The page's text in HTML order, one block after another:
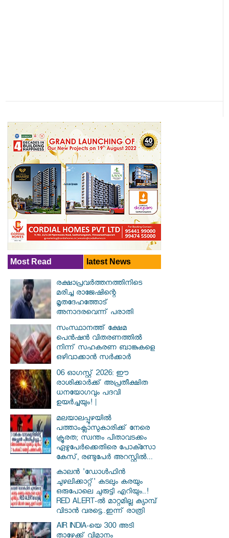
Most Read latest News
രക്ഷാപ്രവര്‍ത്തനത്തിനിടെ
മരിച്ച രാജേഷിന്റെ
മൃതദേഹത്തോട്
അനാദരവെന്ന് പരാതി
സംസ്ഥാനത്ത് ക്ഷേമ
പെൻഷൻ വിതരണത്തിൽ
നിന്ന് സഹകരണ ബാങ്കുകളെ
ഒഴിവാക്കാൻ സർക്കാർ
06 ഓഗസ്റ്റ് 2026: ഈ
രാശിക്കാർക്ക് അപ്രതീക്ഷിത
ധനയോഗവും പദവി
ഉയർച്ചയും! |
മലയാലപ്പുഴയിൽ
പത്താംക്ലാസുകാരിക്ക് നേരെ
ക്രൂരത; സ്വന്തം പിതാവടക്കം
ഏഴുപേർക്കെതിരെ പോക്സോ
കേസ്, രണ്ടുപേർ അറസ്റ്റിൽ...
കാലൻ 'ഡോൾഫിൻ
ചുഴലിക്കാറ്റ്' കടലും കരയും
ഒരുപോലെ ചുരുട്ടി എറിയും..!
RED ALERT-ൽ മാറ്റമില്ല ക്യാമ്പ്
വിടാൻ വരട്ടെ..ഇന്ന് രാത്രി
AIR INDIA-യെ 300 അടി